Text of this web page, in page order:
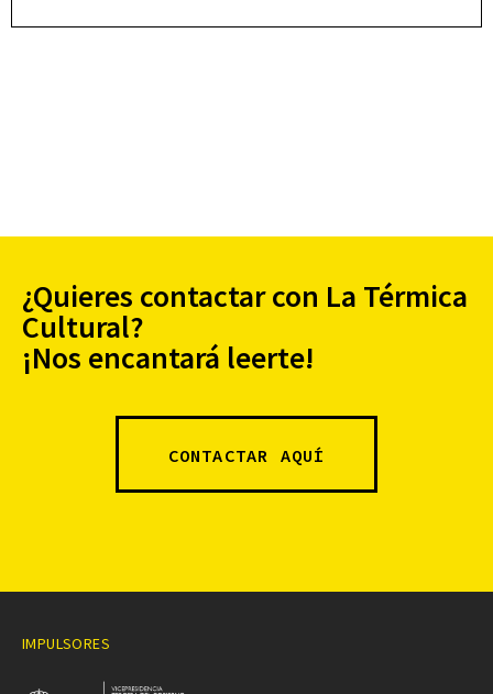
¿Quieres contactar con La Térmica
Cultural?
¡Nos encantará leerte!
CONTACTAR AQUÍ
IMPULSORES